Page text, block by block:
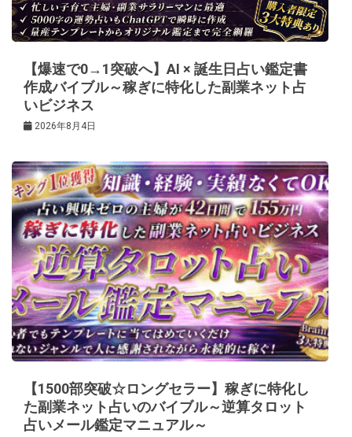
ョ
ン【爆速で0→1突破へ】AI × 誕生日占い鑑定書
作成バイブル～稼ぎに特化した副業ネット占
いビジネス
2026年8月4日
【1500部突破☆ロングセラー】稼ぎに特化し
た副業ネット占いのバイブル～逆算タロット
占いメール鑑定マニュアル～